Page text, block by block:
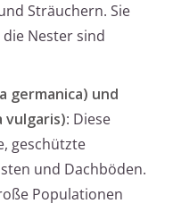
Sträuchern. Sie
Nester sind
germanica) und
vulgaris): Diese
geschützte
und Dachböden.
Populationen